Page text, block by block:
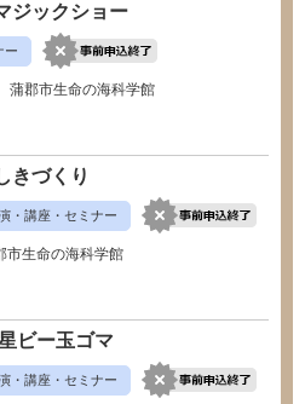
ジックショー
ー
蒲郡市生命の海科学館
きづくり
・講座・セミナー
市生命の海科学館
ビー玉ゴマ
・講座・セミナー